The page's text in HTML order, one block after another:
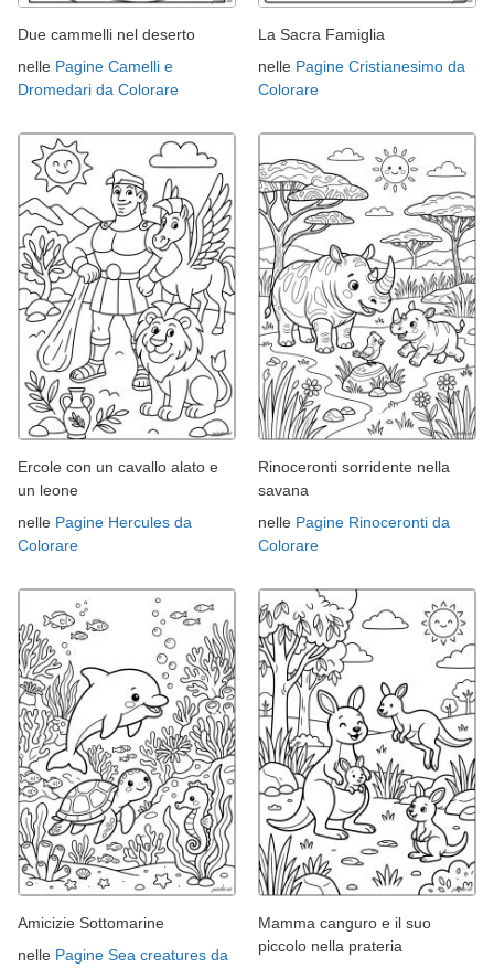
Due cammelli nel deserto
nelle Pagine Camelli e
Dromedari da Colorare
La Sacra Famiglia
nelle Pagine Cristianesimo da
Colorare
Ercole con un cavallo alato e
un leone
nelle Pagine Hercules da
Colorare
Rinoceronti sorridente nella
savana
nelle Pagine Rinoceronti da
Colorare
Amicizie Sottomarine
nelle Pagine Sea creatures da
Mamma canguro e il suo
piccolo nella prateria